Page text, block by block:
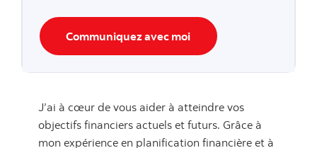
Communiquez avec moi
J’ai à cœur de vous aider à atteindre vos
objectifs financiers actuels et futurs. Grâce à
mon expérience en planification financière et à